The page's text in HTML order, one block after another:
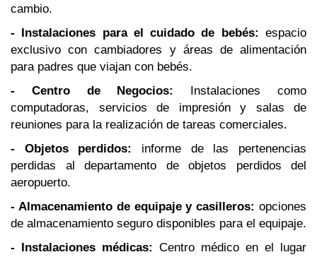
cambio.
- Instalaciones para el cuidado de bebés: espacio
exclusivo con cambiadores y áreas de alimentación
para padres que viajan con bebés.
- Centro de Negocios:
Instalaciones como
computadoras, servicios de impresión y salas de
reuniones para la realización de tareas comerciales.
- Objetos perdidos:
informe de las pertenencias
perdidas al departamento de objetos perdidos del
aeropuerto.
- Almacenamiento de equipaje y casilleros: opciones
de almacenamiento seguro disponibles para el equipaje.
- Instalaciones médicas: Centro médico en el lugar